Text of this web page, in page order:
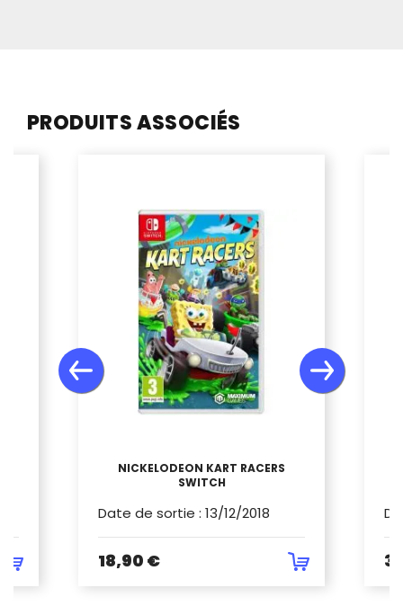
PRODUITS ASSOCIÉS
NICKELODEON KART RACERS
SWITCH
Date de sortie : 13/12/2018
18,90 €